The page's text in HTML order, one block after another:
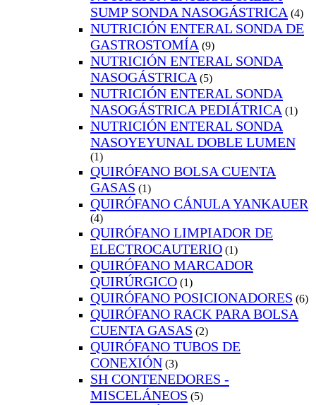
SUMP SONDA NASOGÁSTRICA (4)
NUTRICIÓN ENTERAL SONDA DE
GASTROSTOMÍA (9)
NUTRICIÓN ENTERAL SONDA
NASOGÁSTRICA (5)
NUTRICIÓN ENTERAL SONDA
NASOGÁSTRICA PEDIÁTRICA (1)
NUTRICIÓN ENTERAL SONDA
NASOYEYUNAL DOBLE LUMEN
(1)
QUIRÓFANO BOLSA CUENTA
GASAS (1)
QUIRÓFANO CÁNULA YANKAUER
(4)
QUIRÓFANO LIMPIADOR DE
ELECTROCAUTERIO (1)
QUIRÓFANO MARCADOR
QUIRÚRGICO (1)
QUIRÓFANO POSICIONADORES (6)
QUIRÓFANO RACK PARA BOLSA
CUENTA GASAS (2)
QUIRÓFANO TUBOS DE
CONEXIÓN (3)
SH CONTENEDORES -
MISCELÁNEOS (5)